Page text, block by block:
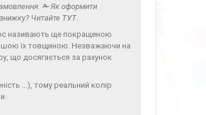
✁Як оформити
Читайте ТУТ.
називають ще покращеною
їх товщиною. Незважаючи на
що досягається за рахунок
...), тому реальний колір